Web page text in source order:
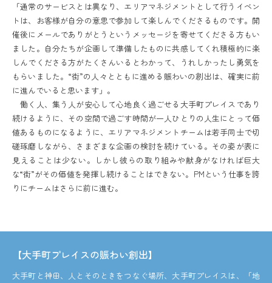
「通常のサービスとは異なり、エリアマネジメントとして行うイベン
トは、お客様が自分の意思で参加して楽しんでくださるものです。開
催後にメールでありがとうというメッセージを寄せてくださる方もい
ました。自分たちが企画して準備したものに共感してくれ積極的に楽
しんでくださる方がたくさんいるとわかって、うれしかったし勇気を
もらいました。“街”の人々とともに進める賑わいの創出は、確実に前
に進んでいると思います」。
働く人、集う人が安心して心地良く過ごせる大手町プレイスであり
続けるように、その空間で過ごす時間が一人ひとりの人生にとって価
値あるものになるように、エリアマネジメントチームは若手同士で切
磋琢磨しながら、さまざまな企画の検討を続けている。その姿が表に
見えることは少ない。しかし彼らの取り組みや献身がなければ巨大
な“街”がその価値を発揮し続けることはできない。PMという仕事を誇
りにチームはさらに前に進む。
【大手町プレイスの賑わい創出】
大手町と神田、人とそのときをつなぐ場所、大手町プレイスは、「地